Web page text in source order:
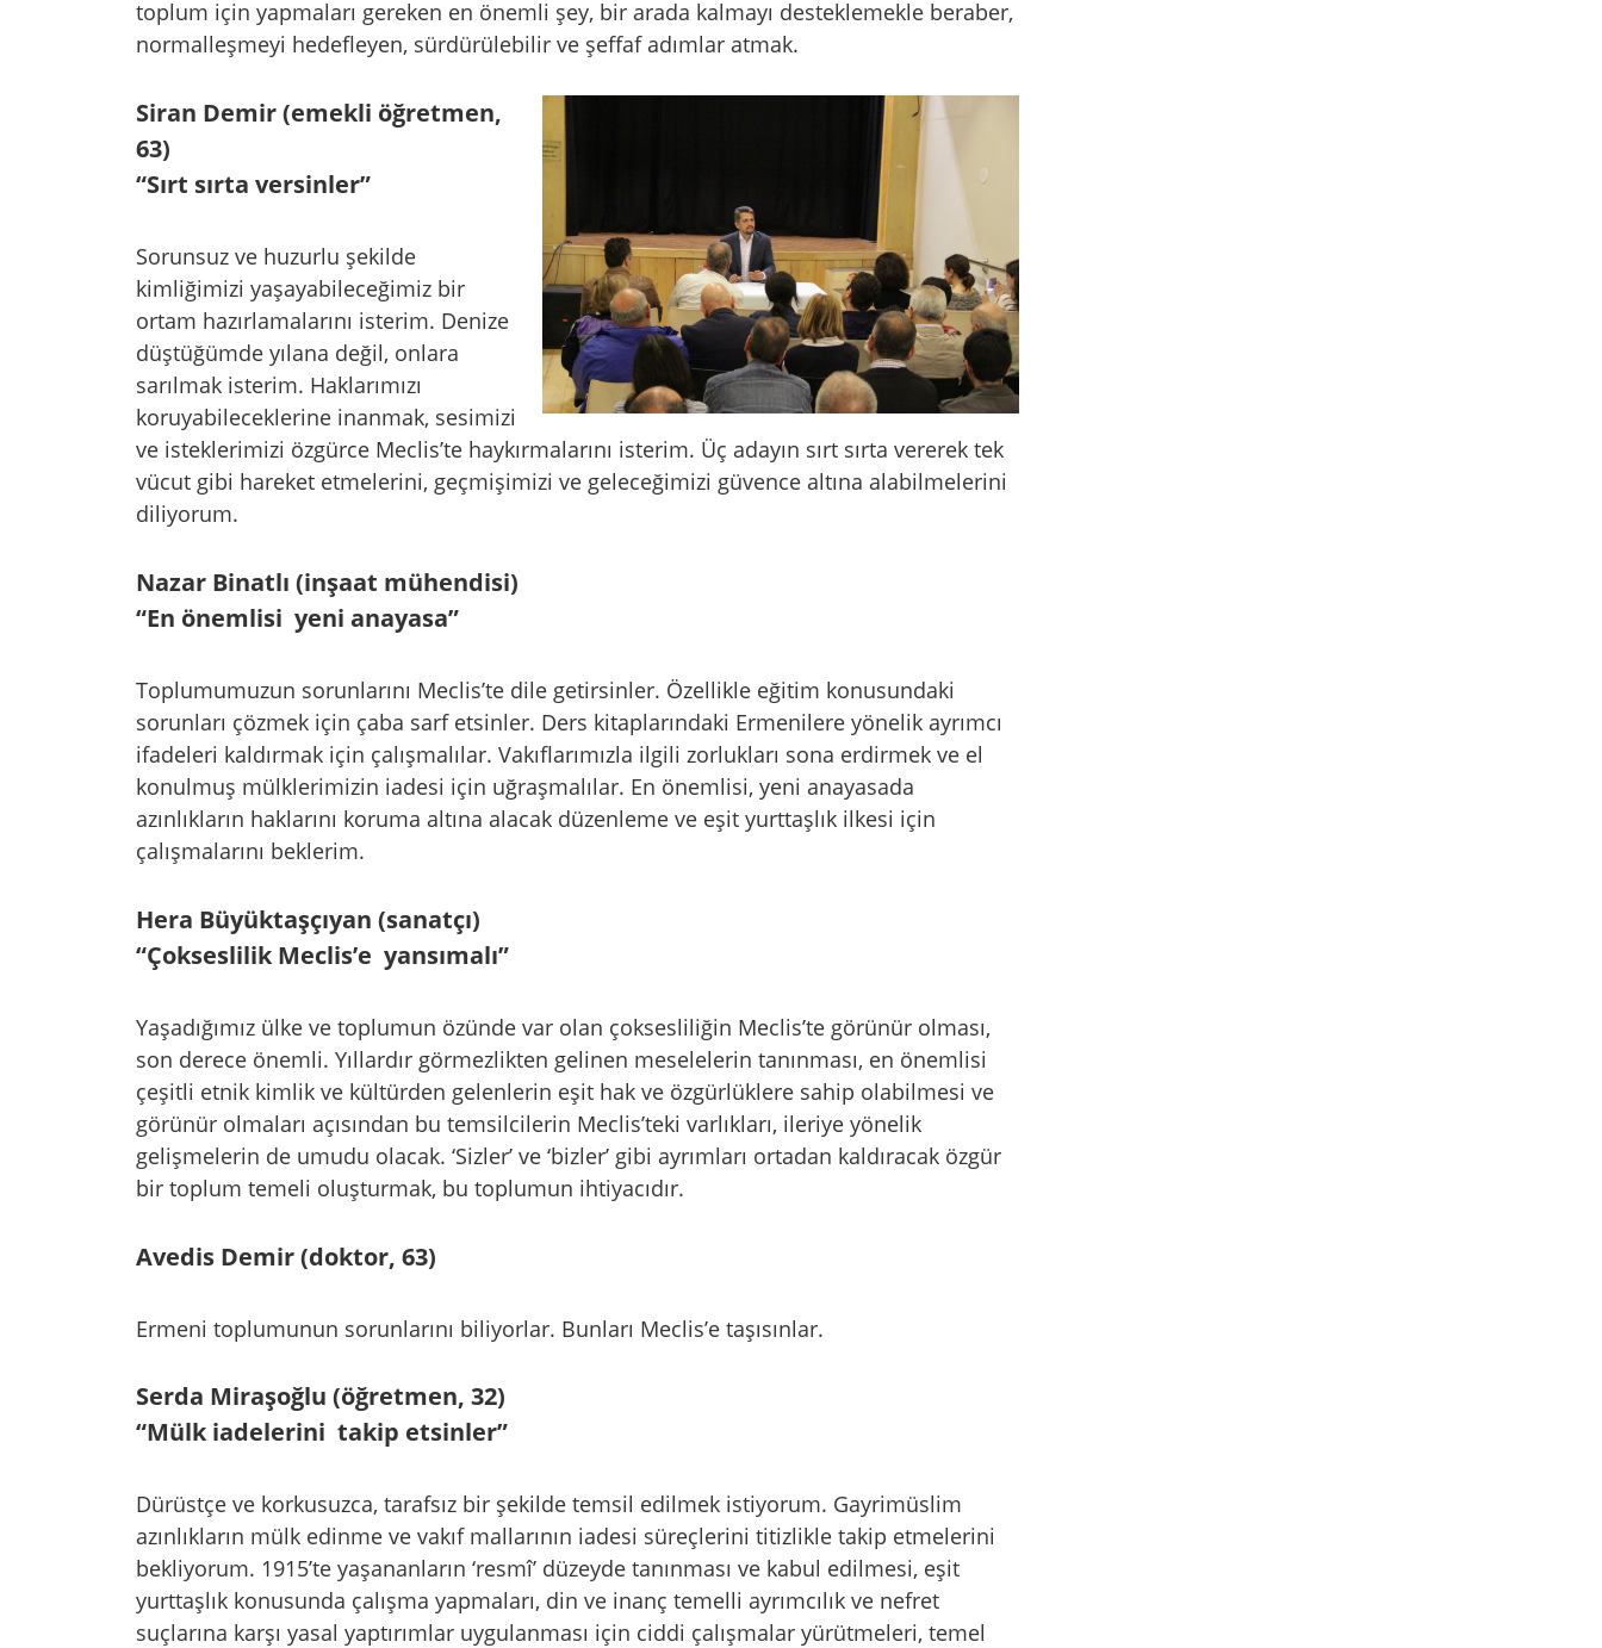
toplum için yapmaları gereken en önemli şey, bir arada kalmayı desteklemekle beraber,
normalleşmeyi hedefleyen, sürdürülebilir ve şeffaf adımlar atmak.
Siran Demir (emekli öğretmen,
63)
“Sırt sırta versinler”
Sorunsuz ve huzurlu şekilde
kimliğimizi yaşayabileceğimiz bir
ortam hazırlamalarını isterim. Denize
düştüğümde yılana değil, onlara
sarılmak isterim. Haklarımızı
koruyabileceklerine inanmak, sesimizi
ve isteklerimizi özgürce Meclis’te haykırmalarını isterim. Üç adayın sırt sırta vererek tek
vücut gibi hareket etmelerini, geçmişimizi ve geleceğimizi güvence altına alabilmelerini
diliyorum.
Nazar Binatlı (inşaat mühendisi)
“En önemlisi yeni anayasa”
Toplumumuzun sorunlarını Meclis’te dile getirsinler. Özellikle eğitim konusundaki
sorunları çözmek için çaba sarf etsinler. Ders kitaplarındaki Ermenilere yönelik ayrımcı
ifadeleri kaldırmak için çalışmalılar. Vakıflarımızla ilgili zorlukları sona erdirmek ve el
konulmuş mülklerimizin iadesi için uğraşmalılar. En önemlisi, yeni anayasada
azınlıkların haklarını koruma altına alacak düzenleme ve eşit yurttaşlık ilkesi için
çalışmalarını beklerim.
Hera Büyüktaşçıyan (sanatçı)
“Çokseslilik Meclis’e yansımalı”
Yaşadığımız ülke ve toplumun özünde var olan çoksesliliğin Meclis’te görünür olması,
son derece önemli. Yıllardır görmezlikten gelinen meselelerin tanınması, en önemlisi
çeşitli etnik kimlik ve kültürden gelenlerin eşit hak ve özgürlüklere sahip olabilmesi ve
görünür olmaları açısından bu temsilcilerin Meclis’teki varlıkları, ileriye yönelik
gelişmelerin de umudu olacak. ‘Sizler’ ve ‘bizler’ gibi ayrımları ortadan kaldıracak özgür
bir toplum temeli oluşturmak, bu toplumun ihtiyacıdır.
Avedis Demir (doktor, 63)
Ermeni toplumunun sorunlarını biliyorlar. Bunları Meclis’e taşısınlar.
Serda Miraşoğlu (öğretmen, 32)
“Mülk iadelerini takip etsinler”
Dürüstçe ve korkusuzca, tarafsız bir şekilde temsil edilmek istiyorum. Gayrimüslim
azınlıkların mülk edinme ve vakıf mallarının iadesi süreçlerini titizlikle takip etmelerini
bekliyorum. 1915’te yaşananların ‘resmî’ düzeyde tanınması ve kabul edilmesi, eşit
yurttaşlık konusunda çalışma yapmaları, din ve inanç temelli ayrımcılık ve nefret
suçlarına karşı yasal yaptırımlar uygulanması için ciddi çalışmalar yürütmeleri, temel